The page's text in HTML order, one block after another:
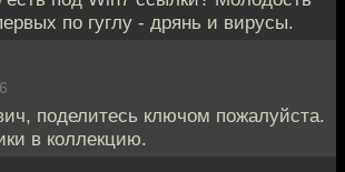
по гуглу - дрянь и вирусы.
поделитесь ключом пожалуйста.
в коллекцию.